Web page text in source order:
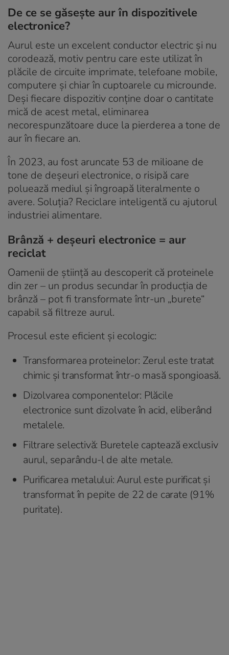
De ce se găsește aur în dispozitivele
electronice?
Aurul este un excelent conductor electric și nu
corodează, motiv pentru care este utilizat în
plăcile de circuite imprimate, telefoane mobile,
computere și chiar în cuptoarele cu microunde.
Deși fiecare dispozitiv conține doar o cantitate
mică de acest metal, eliminarea
necorespunzătoare duce la pierderea a tone de
aur în fiecare an.
În 2023, au fost aruncate 53 de milioane de
tone de deșeuri electronice, o risipă care
poluează mediul și îngroapă literalmente o
avere. Soluția? Reciclare inteligentă cu ajutorul
industriei alimentare.
Brânză + deșeuri electronice = aur
reciclat
Oamenii de știință au descoperit că proteinele
din zer – un produs secundar în producția de
brânză – pot fi transformate într-un „burete“
capabil să filtreze aurul.
Procesul este eficient și ecologic:
Transformarea proteinelor: Zerul este tratat
chimic și transformat într-o masă spongioasă.
Dizolvarea componentelor: Plăcile
electronice sunt dizolvate în acid, eliberând
metalele.
Filtrare selectivă: Buretele captează exclusiv
aurul, separându-l de alte metale.
Purificarea metalului: Aurul este purificat și
transformat în pepite de 22 de carate (91%
puritate).